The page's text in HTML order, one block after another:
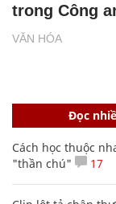
VĂN HÓA
trong Công
Đọc
Cách học thuộc
"thần chú"
17